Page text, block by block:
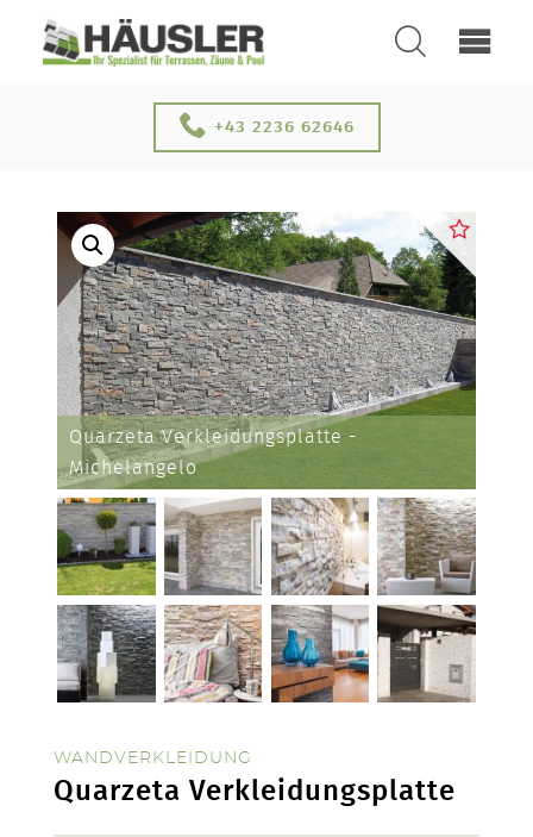
SUCHEN
KONTAKT
SERVICE & NEUHEITEN
+43 2236 62646
Quarzeta Verkleidungsplatte -
Michelangelo
WANDVERKLEIDUNG
Quarzeta Verkleidungsplatte